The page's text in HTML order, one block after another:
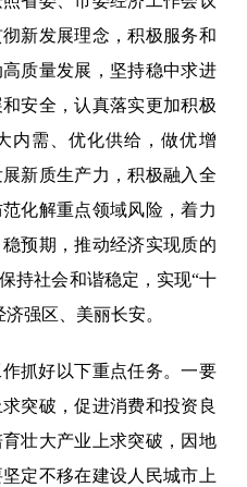
新发展理念，积极服务和
质量发展，坚持稳中求进
安全，认真落实更加积极
内需、优化供给，做优增
新质生产力，积极融入全
化解重点领域风险，着力
预期，推动经济实现质的
持社会和谐稳定，实现“十
强区、美丽长安。
抓好以下重点任务。一要
突破，促进消费和投资良
壮大产业上求突破，因地
定不移在建设人民城市上